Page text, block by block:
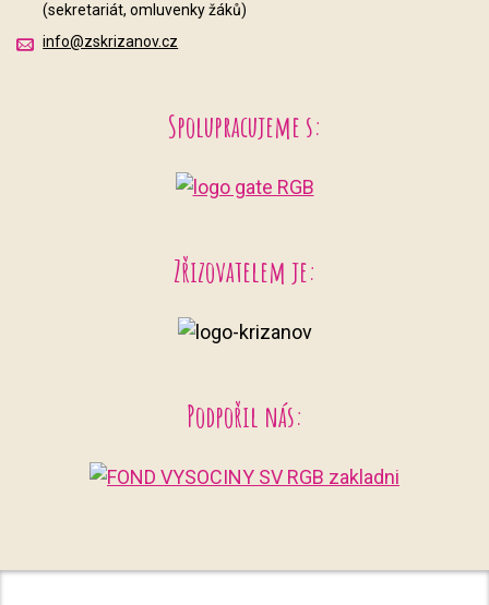
(sekretariát, omluvenky žáků)
info@zskrizanov.cz
Spolupracujeme s:
Zřizovatelem je:
Podpořil nás: